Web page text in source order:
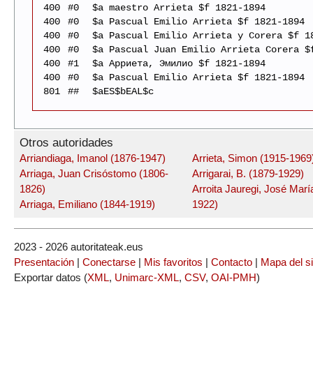
400
#0
$a maestro Arrieta $f 1821-1894
400
#0
$a Pascual Emilio Arrieta $f 1821-1894
400
#0
$a Pascual Emilio Arrieta y Corera $f
400
#0
$a Pascual Juan Emilio Arrieta Corera
400
#1
$a Арриета, Эмилио $f 1821-1894
400
#0
$a Pascual Emilio Arrieta $f 1821-1894
801
## $aES$bEAL$c
Otros autoridades
Arriandiaga, Imanol (1876-1947)
Arriaga, Juan Crisóstomo (1806-
1826)
Arriaga, Emiliano (1844-1919)
Arrieta, Simon (1915-
Arrigarai, B. (1879-1929)
Arroita Jauregi, José
1922)
2023 - 2026 autoritateak.eus
Presentación | Conectarse | Mis favoritos | Contacto | Mapa del
Exportar datos (XML, Unimarc-XML, CSV, OAI-PMH)